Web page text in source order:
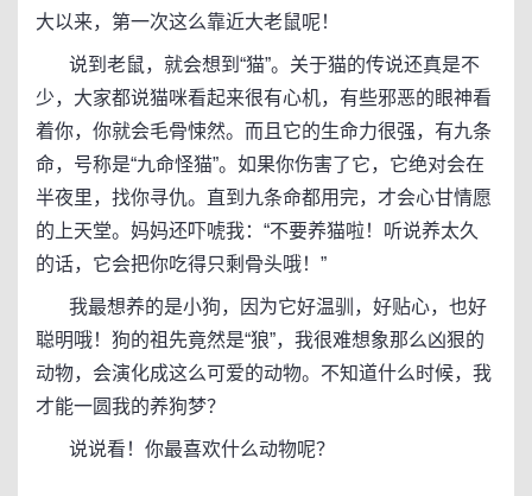
大以来，第一次这么靠近大老鼠呢！
说到老鼠，就会想到“猫”。关于猫的传说还真是不
少，大家都说猫咪看起来很有心机，有些邪恶的眼神看
着你，你就会毛骨悚然。而且它的生命力很强，有九条
命，号称是“九命怪猫”。如果你伤害了它，它绝对会在
半夜里，找你寻仇。直到九条命都用完，才会心甘情愿
的上天堂。妈妈还吓唬我：“不要养猫啦！听说养太久
的话，它会把你吃得只剩骨头哦！”
我最想养的是小狗，因为它好温驯，好贴心，也好
聪明哦！狗的祖先竟然是“狼”，我很难想象那么凶狠的
动物，会演化成这么可爱的动物。不知道什么时候，我
才能一圆我的养狗梦？
说说看！你最喜欢什么动物呢？